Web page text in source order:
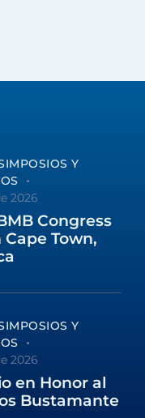
Y
2026
Congress
Cape Town,
Y
2026
en Honor al
Bustamante